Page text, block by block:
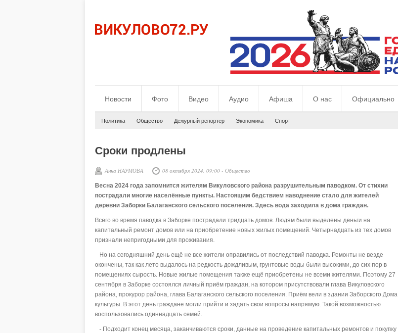
Новости Фото Видео Аудио Афиша О нас Официально
Политика Общество Дежурный репортер Экономика Спорт
Сроки продлены
Анна НАУМОВА 08 октября 2024, 09:00 - Общество
Весна 2024 года запомнится жителям Викуловского района разрушительным паводком. От стихии
пострадали многие населённые пункты. Настоящим бедствием наводнение стало для жителей
деревни Заборки Балаганского сельского поселения. Здесь вода заходила в дома граждан.
Всего во время паводка в Заборке пострадали тридцать домов. Людям были выделены деньги на
капитальный ремонт домов или на приобретение новых жилых помещений. Четырнадцать из тех домов
признали непригодными для проживания.
Но на сегодняшний день ещё не все жители оправились от последствий паводка. Ремонты не везде
окончены, так как лето выдалось на редкость дождливым, грунтовые воды были высокими, до сих пор в
помещениях сырость. Новые жилые помещения также ещё приобретены не всеми жителями. Поэтому 27
сентября в Заборке состоялся личный приём граждан, на котором присутствовали глава Викуловского
района, прокурор района, глава Балаганского сельского поселения. Приём вели в здании Заборского Дома
культуры. В этот день граждане могли прийти и задать свои вопросы напрямую. Такой возможностью
воспользовались одиннадцать семей.
- Подходит конец месяца, заканчиваются сроки, данные на проведение капитальных ремонтов и покупку